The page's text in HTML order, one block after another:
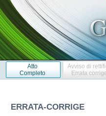
Atto
Completo
Avviso di
Errata
ERRATA-CORRIGE